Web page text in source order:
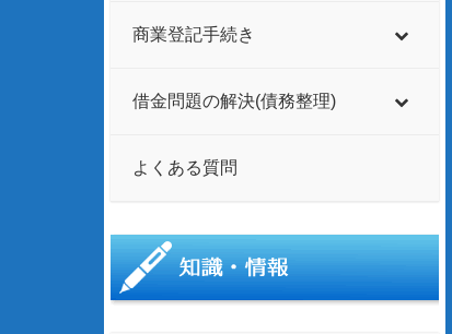
商業登記手続き
借金問題の解決(債務整理)
よくある質問